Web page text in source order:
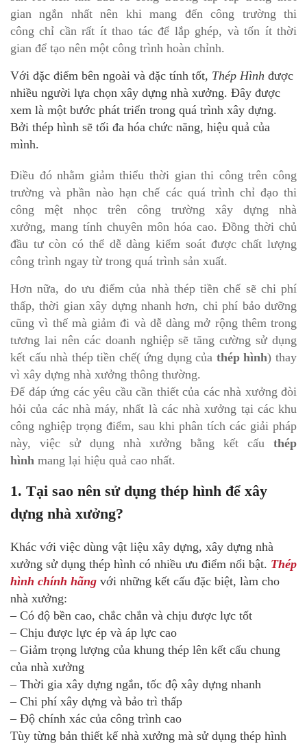
gian ngắn nhất nên khi mang đến công trường thi
công chỉ cần rất ít thao tác để lắp ghép, và tốn ít thời
gian để tạo nên một công trình hoàn chỉnh.
Với đặc điểm bên ngoài và đặc tính tốt, Thép Hình được
nhiều người lựa chọn xây dựng nhà xưởng. Đây được
xem là một bước phát triển trong quá trình xây dựng.
Bởi thép hình sẽ tối đa hóa chức năng, hiệu quả của
mình.
Điều đó nhằm giảm thiểu thời gian thi công trên công
trường và phần nào hạn chế các quá trình chỉ đạo thi
công mệt nhọc trên công trường xây dựng nhà
xưởng, mang tính chuyên môn hóa cao. Đồng thời chủ
đầu tư còn có thể dễ dàng kiểm soát được chất lượng
công trình ngay từ trong quá trình sản xuất.
Hơn nữa, do ưu điểm của nhà thép tiền chế sẽ chi phí
thấp, thời gian xây dựng nhanh hơn, chi phí bảo dưỡng
cũng vì thế mà giảm đi và dễ dàng mở rộng thêm trong
tương lai nên các doanh nghiệp sẽ tăng cường sử dụng
kết cấu nhà thép tiền chế( ứng dụng của thép hình) thay
vì xây dựng nhà xưởng thông thường.
Để đáp ứng các yêu cầu cần thiết của các nhà xưởng đòi
hỏi của các nhà máy, nhất là các nhà xưởng tại các khu
công nghiệp trọng điểm, sau khi phân tích các giải pháp
này, việc sử dụng nhà xưởng bằng kết cấu thép
hình mang lại hiệu quả cao nhất.
1. Tại sao nên sử dụng thép hình để xây
dựng nhà xưởng?
Khác với việc dùng vật liệu xây dựng, xây dựng nhà
xưởng sử dụng thép hình có nhiều ưu điểm nổi bật. Thép
hình chính hãng với những kết cấu đặc biệt, làm cho
nhà xưởng:
– Có độ bền cao, chắc chắn và chịu được lực tốt
– Chịu được lực ép và áp lực cao
– Giảm trọng lượng của khung thép lên kết cấu chung
của nhà xưởng
– Thời gia xây dựng ngắn, tốc độ xây dựng nhanh
– Chi phí xây dựng và bảo trì thấp
– Độ chính xác của công trình cao
Tùy từng bản thiết kế nhà xưởng mà sử dụng thép hình